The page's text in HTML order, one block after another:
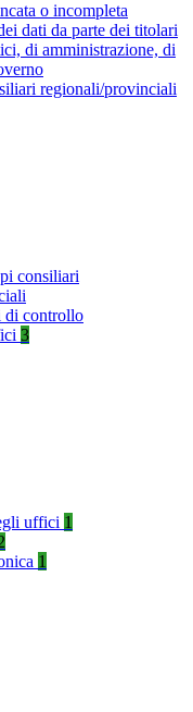
o incompleta
dati da parte dei titolari
di amministrazione, di
regionali/provinciali
consiliari
di controllo
3
uffici 1
1